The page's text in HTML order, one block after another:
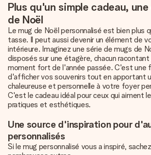
Plus qu'un simple cadeau,
de Noël
Le mug de Noël personnalisé est bien plus
tasse. Il peut aussi devenir un élément de
intérieure. Imaginez une série de mugs de
disposés sur une étagère, chacun racontant
moment fort de l'année passée. C'est une
d'afficher vos souvenirs tout en apportant
chaleureuse et personnelle à votre foyer
C'est le cadeau idéal pour ceux qui aiment
pratiques et esthétiques.
Une source d'inspiration pour
personnalisés
Si lemug personnalisé vous a inspiré,